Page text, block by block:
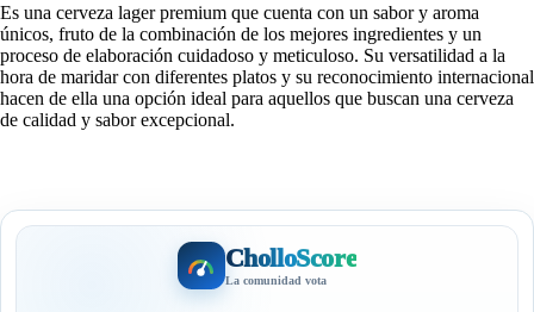
Es una cerveza lager premium que cuenta con un sabor y aroma
únicos, fruto de la combinación de los mejores ingredientes y un
proceso de elaboración cuidadoso y meticuloso. Su versatilidad a la
hora de maridar con diferentes platos y su reconocimiento internacional
hacen de ella una opción ideal para aquellos que buscan una cerveza
de calidad y sabor excepcional.
CholloScore
La comunidad vota